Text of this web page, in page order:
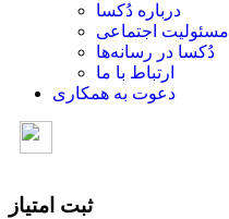
درباره دُکسا
مسئولیت اجتماعی
دُکسا در رسانه‌ها
ارتباط با ما
دعوت به همکاری
ثبت امتیاز